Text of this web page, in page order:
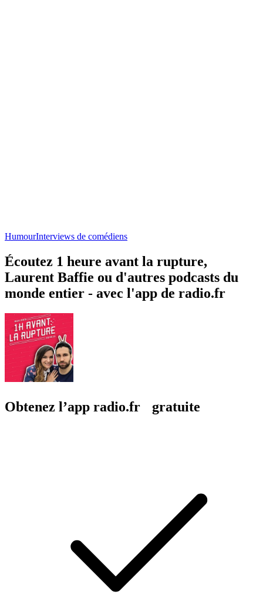
HumourInterviews de comédiens
Écoutez 1 heure avant la rupture,
Laurent Baffie ou d'autres podcasts du
monde entier - avec l'app de radio.fr
Obtenez l’app radio.fr gratuite